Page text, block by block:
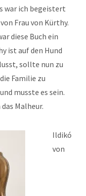
war ich begeistert
Frau von Kürthy.
diese Buch ein
ist auf den Hund
sollte nun zu
Familie zu
musste es sein.
Malheur.
Ildikó
von